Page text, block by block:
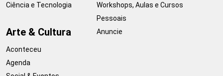
Ciência e Tecnologia
Arte & Cultura
Aconteceu
Agenda
Workshops, Aulas e Cursos
Pessoais
Anuncie